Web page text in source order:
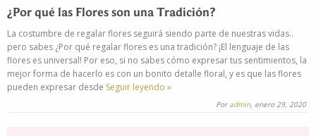
¿Por qué las Flores son una Tradición?
La costumbre de regalar flores seguirá siendo parte de nuestras vidas..
pero sabes ¿Por qué regalar flores es una tradición? ¡El lenguaje de las
flores es universal! Por eso, si no sabes cómo expresar tus sentimientos, la
mejor forma de hacerlo es con un bonito detalle floral, y es que las flores
pueden expresar desde Seguir leyendo »
Poradmin, enero 29, 2020